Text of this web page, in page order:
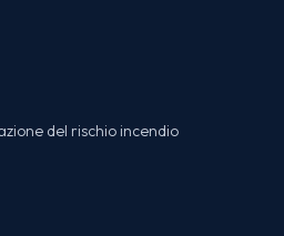
del rischio incendio